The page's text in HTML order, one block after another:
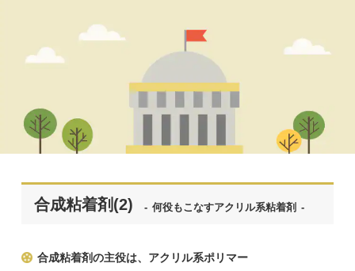
の
総
合
情合成粘着剤(2) 何役もこなすアクリル系粘着剤
合成粘着剤の主役は、アクリル系ポリマー